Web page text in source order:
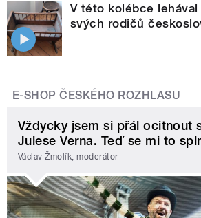
V této kolébce
svých rodičů
E-SHOP ČESKÉHO ROZHLASU
Vždycky jsem si přál ocitnout
Julese Verna. Teď se mi to
Václav Žmolík, moderátor